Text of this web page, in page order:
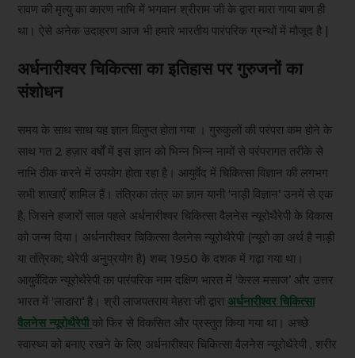
रावण की मृत्यु का कारण नाभि में भगवान श्रीराम जी के द्वारा मारा गाया बाण ही
था। ऐसे अनेक उदाहरण आज भी हमारे भारतीय पारंपरिक ग्रन्थों में मौजूद है |
अर्धनारीश्वर चिकित्सा का इतिहास पर गुरुजनों का
संशोधन
समय के साथ साथ यह ज्ञान विलुप्त होता गया । गुरुकुलों की परंपरा कम होने के
साथ गत 2 हज़ार वर्षों में इस ज्ञान को भिन्न भिन्न नामों से परंपरागत तरीके से
नाभि ठीक करने में उपयोग होता रहा है। आयुर्वेद में चिकित्सा विज्ञान की लगभग
सभी शाखाएँ शामिल हैं। तंत्रिका तंत्र का ज्ञान यानी ‘नाड़ी विज्ञान’ उनमें से एक
है, जिसने हजारों साल पहले अर्धनारीश्वर चिकित्सा वैलनेस न्यूरोथैरेपी के विकास
को जन्म दिया। अर्धनारीश्वर चिकित्सा वैलनेस न्यूरोथैरेपी (न्यूरो का अर्थ है नाड़ी
या तंत्रिका; थेरेपी अनुप्रयोग है) शब्द 1950 के दशक में गढ़ा गया था।
आयुर्वेदिक न्यूरोथैरेपी का पारंपरिक नाम दक्षिण भारत में ‘केरल मसाज’ और उत्तर
भारत में ‘लाडारा’ है। श्री लाजपतराय मेहरा जी द्वारा अर्धनारीश्वर चिकित्सा
वैलनेस न्यूरोथैरेपीको फिर से विकसित और प्रस्तुत किया गया था। अच्छे
स्वास्थ्य को बनाए रखने के लिए अर्धनारीश्वर चिकित्सा वैलनेस न्यूरोथैरेपी , शरीर